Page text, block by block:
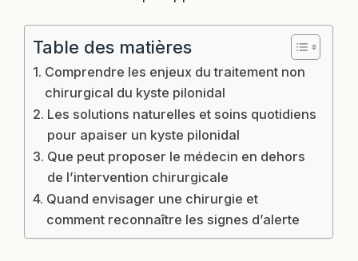
Table des matières
Comprendre les enjeux du traitement non
chirurgical du kyste pilonidal
Les solutions naturelles et soins quotidiens
pour apaiser un kyste pilonidal
Que peut proposer le médecin en dehors
de l’intervention chirurgicale
Quand envisager une chirurgie et
comment reconnaître les signes d’alerte